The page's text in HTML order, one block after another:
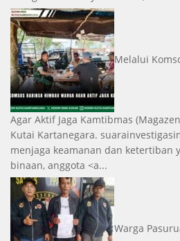
Melalui
Agar Aktif Jaga Kamtibmas
Kutai Kartanegara.
menjaga keamanan dan ketertiban
binaan, anggota <a...
Warga